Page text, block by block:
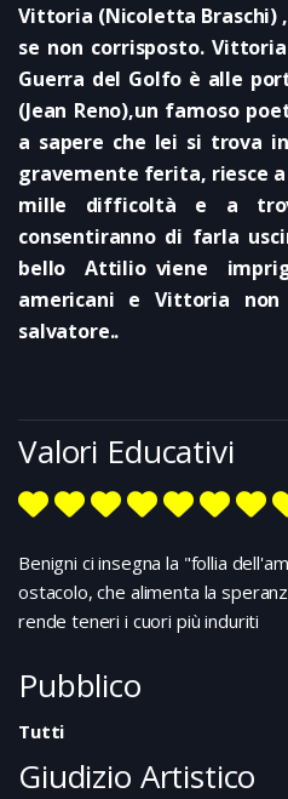
Vittoria (Nicoletta Braschi)
se non corrisposto.
Guerra del Golfo è alle
(Jean Reno),un famoso
a sapere che lei si trova
gravemente ferita, riesce
mille difficoltà e a
consentiranno di farla
bello Attilio viene
americani e Vittoria
salvatore..
Valori Educativi
Benigni ci insegna la "follia
ostacolo, che alimenta la
rende teneri i cuori più induriti
Pubblico
Tutti
Giudizio Artistico